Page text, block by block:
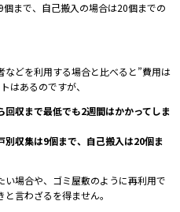
まで、自己搬入の場合は20個までの
などを利用する場合と比べると”費用は
はあるのですが、
回収まで最低でも2週間はかかってしま
別収集は9個まで、自己搬入は20個ま
場合や、ゴミ屋敷のように再利用で
言わざるを得ません。